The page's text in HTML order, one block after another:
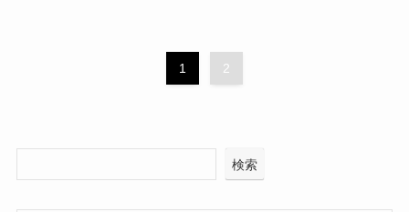
1 2
検索